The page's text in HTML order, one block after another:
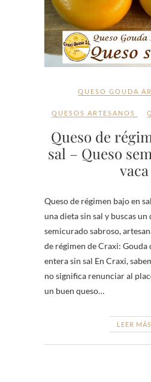
QUESO GOUDA
QUESOS ARTESANOS
Queso de
sal – Queso
vaca
Queso de régimen bajo en
una dieta sin sal y buscas un
semicurado sabroso,
de régimen de Craxi: Gouda
entera sin sal En Craxi,
no significa renunciar al
un buen queso…
LEER MÁS